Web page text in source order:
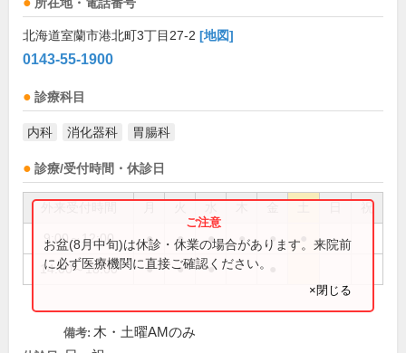
所在地・電話番号
北海道室蘭市港北町3丁目27-2 [地図]
0143-55-1900
診療科目
内科 消化器科 胃腸科
診療/受付時間・休診日
祝
9:00～12:00 ● ● ● ● ●
14:00～18:00 ● ● ●
お盆(8月中旬)は休診・休業の場合があります。来院前
に必ず医療機関に直接ご確認ください。
×閉じる
備考: 木・土曜AMのみ